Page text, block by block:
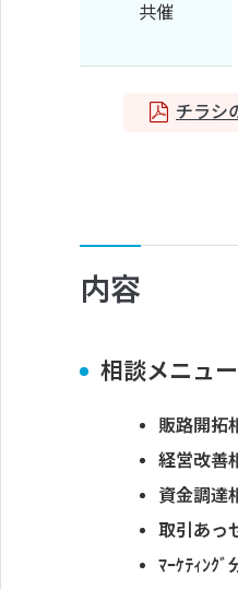
共催
チラシ
内容
相談メニュー
販路開拓
経営改善
資金調達
取引あっ
ﾏｰｹﾃｨﾝｸﾞ